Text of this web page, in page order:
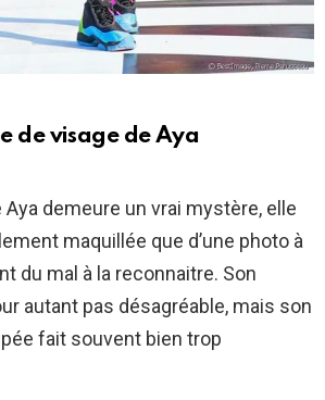
de visage de Aya
demeure un vrai mystère, elle
maquillée que d’une photo à
du mal à la reconnaitre. Son
autant pas désagréable, mais son
fait souvent bien trop